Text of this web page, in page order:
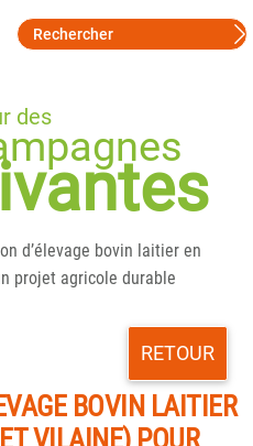
des
d’élevage bovin laitier en
projet agricole durable
RETOUR
BOVIN LAITIER
VILAINE) POUR